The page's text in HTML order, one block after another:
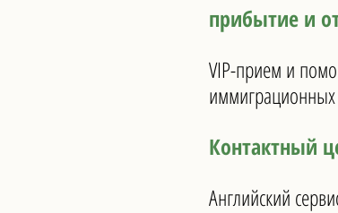
прибытие и
VIP-прием и
иммиграционных
Контактный
Английский